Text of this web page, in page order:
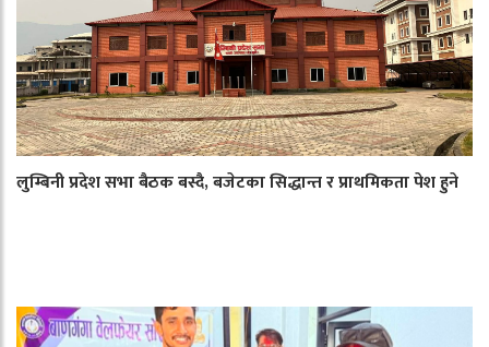
लुम्बिनी प्रदेश सभा बैठक बस्दै, बजेटका सिद्धान्त र प्राथमिकता पेश हुने